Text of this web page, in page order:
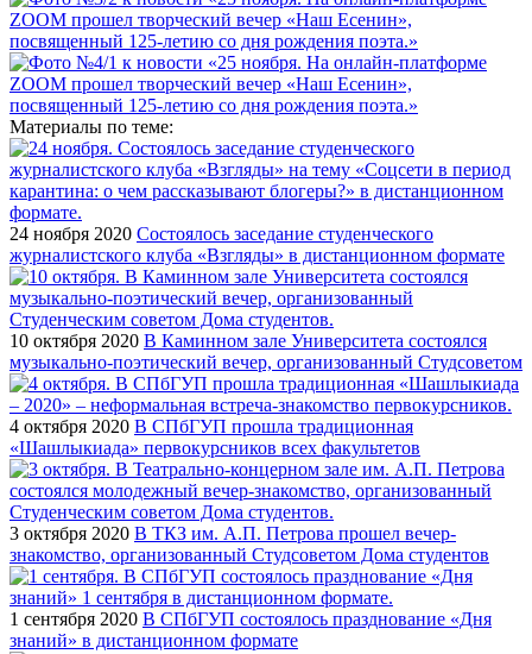
Материалы по теме:
24 ноября 2020 Состоялось заседание студенческого
журналистского клуба «Взгляды» в дистанционном формате
10 октября 2020 В Каминном зале Университета состоялся
музыкально-поэтический вечер, организованный Студсоветом
4 октября 2020 В СПбГУП прошла традиционная
«Шашлыкиада» первокурсников всех факультетов
3 октября 2020 В ТКЗ им. А.П. Петрова прошел вечер-
знакомство, организованный Студсоветом Дома студентов
1 сентября 2020 В СПбГУП состоялось празднование «Дня
знаний» в дистанционном формате